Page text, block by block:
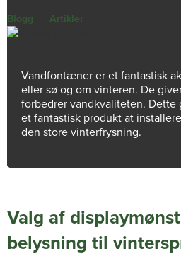
Blogg Artikler
Vandfontæner er et fantastisk
eller sø og om vinteren. De
forbedrer vandkvaliteten. Dette
et fantastisk produkt at
den store vinterfrysning.
Valg af
belysning til